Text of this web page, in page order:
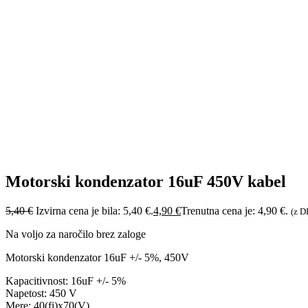
Motorski kondenzator 16uF 450V kabel
5,40€ Izvirna cena je bila: 5,40 €.4,90 €Trenutna cena je: 4,90 €. (z
Na voljo za naročilo brez zaloge
Motorski kondenzator 16uF +/- 5%, 450V
Kapacitivnost: 16uF +/- 5%
Napetost: 450 V
Mere: 40(fi)x70(V)